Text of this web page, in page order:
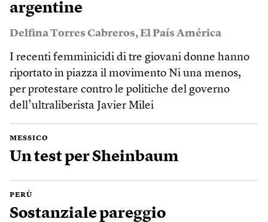
argentine
Delfina Torres Cabreros,El País América
I recenti femminicidi di tre giovani donne hanno
riportato in piazza il movimento Ni una menos,
per protestare contro le politiche del governo
dell’ultraliberista Javier Milei
MESSICO
Un test per Sheinbaum
PERÙ
Sostanziale pareggio